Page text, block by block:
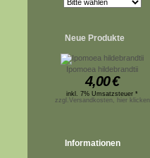
Neue Produkte
Ipomoea hildebrandtii
4,00€
inkl. 7% Umsatzsteuer *
zzgl.Versandkosten, hier klicken
Informationen